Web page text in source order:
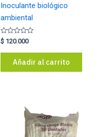
Inoculante biológico
ambiental
Valorado
con
0
$ 120.000
Añadir al carrito